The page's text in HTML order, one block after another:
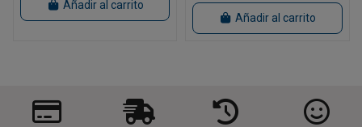
Añadir al carrito
Añadir al carrito